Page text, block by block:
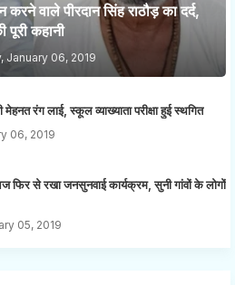
वाले पीरदान सिंह राठौड़ का दर्द,
कहानी
January 06, 2019
मेहनत रंग लाई, स्कूल व्याख्याता परीक्षा हुई स्थगित
06, 2019
फिर से रखा जनसुनवाई कार्यक्रम, सुनी गांवों के लोगों
05, 2019